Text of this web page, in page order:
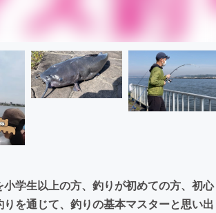
学生以上の方、釣りが初めての方、初心
を通じて、釣りの基本マスターと思い出